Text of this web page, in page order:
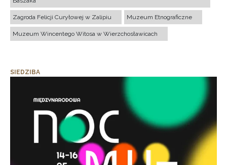
Zagroda Felicji Curyłowej w Zalipiu Muzeum Etnograficzne
Muzeum Wincentego Witosa w Wierzchosławicach
SIEDZIBA